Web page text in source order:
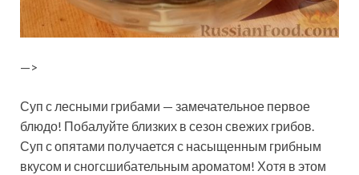
—>
Суп с лесными грибами — замечательное первое
блюдо! Побалуйте близких в сезон свежих грибов.
Суп с опятами получается с насыщенным грибным
вкусом и сногсшибательным ароматом! Хотя в этом